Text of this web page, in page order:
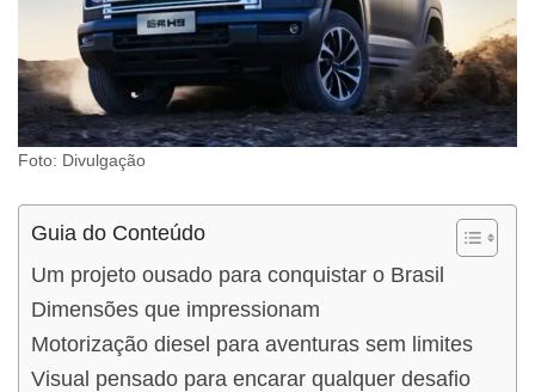
Foto: Divulgação
Guia do Conteúdo
Um projeto ousado para conquistar o Brasil
Dimensões que impressionam
Motorização diesel para aventuras sem limites
Visual pensado para encarar qualquer desafio